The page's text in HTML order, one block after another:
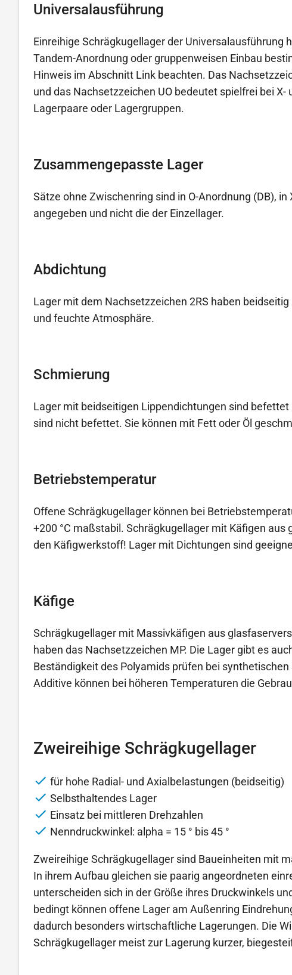
Universalausführung
Einreihige Schrägkugellager der Universalausführung
Tandem-Anordnung oder gruppenweisen Einbau
Hinweis im Abschnitt Link beachten. Das
und das Nachsetzzeichen UO bedeutet spielfrei bei
Lagerpaare oder Lagergruppen.
Zusammengepasste Lager
Sätze ohne Zwischenring sind in O-Anordnung (DB),
angegeben und nicht die der Einzellager.
Abdichtung
Lager mit dem Nachsetzzeichen 2RS haben
und feuchte Atmosphäre.
Schmierung
Lager mit beidseitigen Lippendichtungen sind
sind nicht befettet. Sie können mit Fett oder Öl
Betriebstemperatur
Offene Schrägkugellager können bei
+200 °C maßstabil. Schrägkugellager mit Käfigen
den Käfigwerkstoff! Lager mit Dichtungen sind
Käfige
Schrägkugellager mit Massivkäfigen aus
haben das Nachsetzzeichen MP. Die Lager gibt es
Beständigkeit des Polyamids prüfen bei
Additive können bei höheren Temperaturen die
Zweireihige Schrägkugellager
für hohe Radial- und Axialbelastungen (beidseitig)
Selbsthaltendes Lager
Einsatz bei mittleren Drehzahlen
Nenndruckwinkel: alpha = 15 ° bis 45 °
Zweireihige Schrägkugellager sind Baueinheiten mit
In ihrem Aufbau gleichen sie paarig angeordneten
unterscheiden sich in der Größe ihres Druckwinkels
bedingt können offene Lager am Außenring
dadurch besonders wirtschaftliche Lagerungen. Die
Schrägkugellager meist zur Lagerung kurzer,